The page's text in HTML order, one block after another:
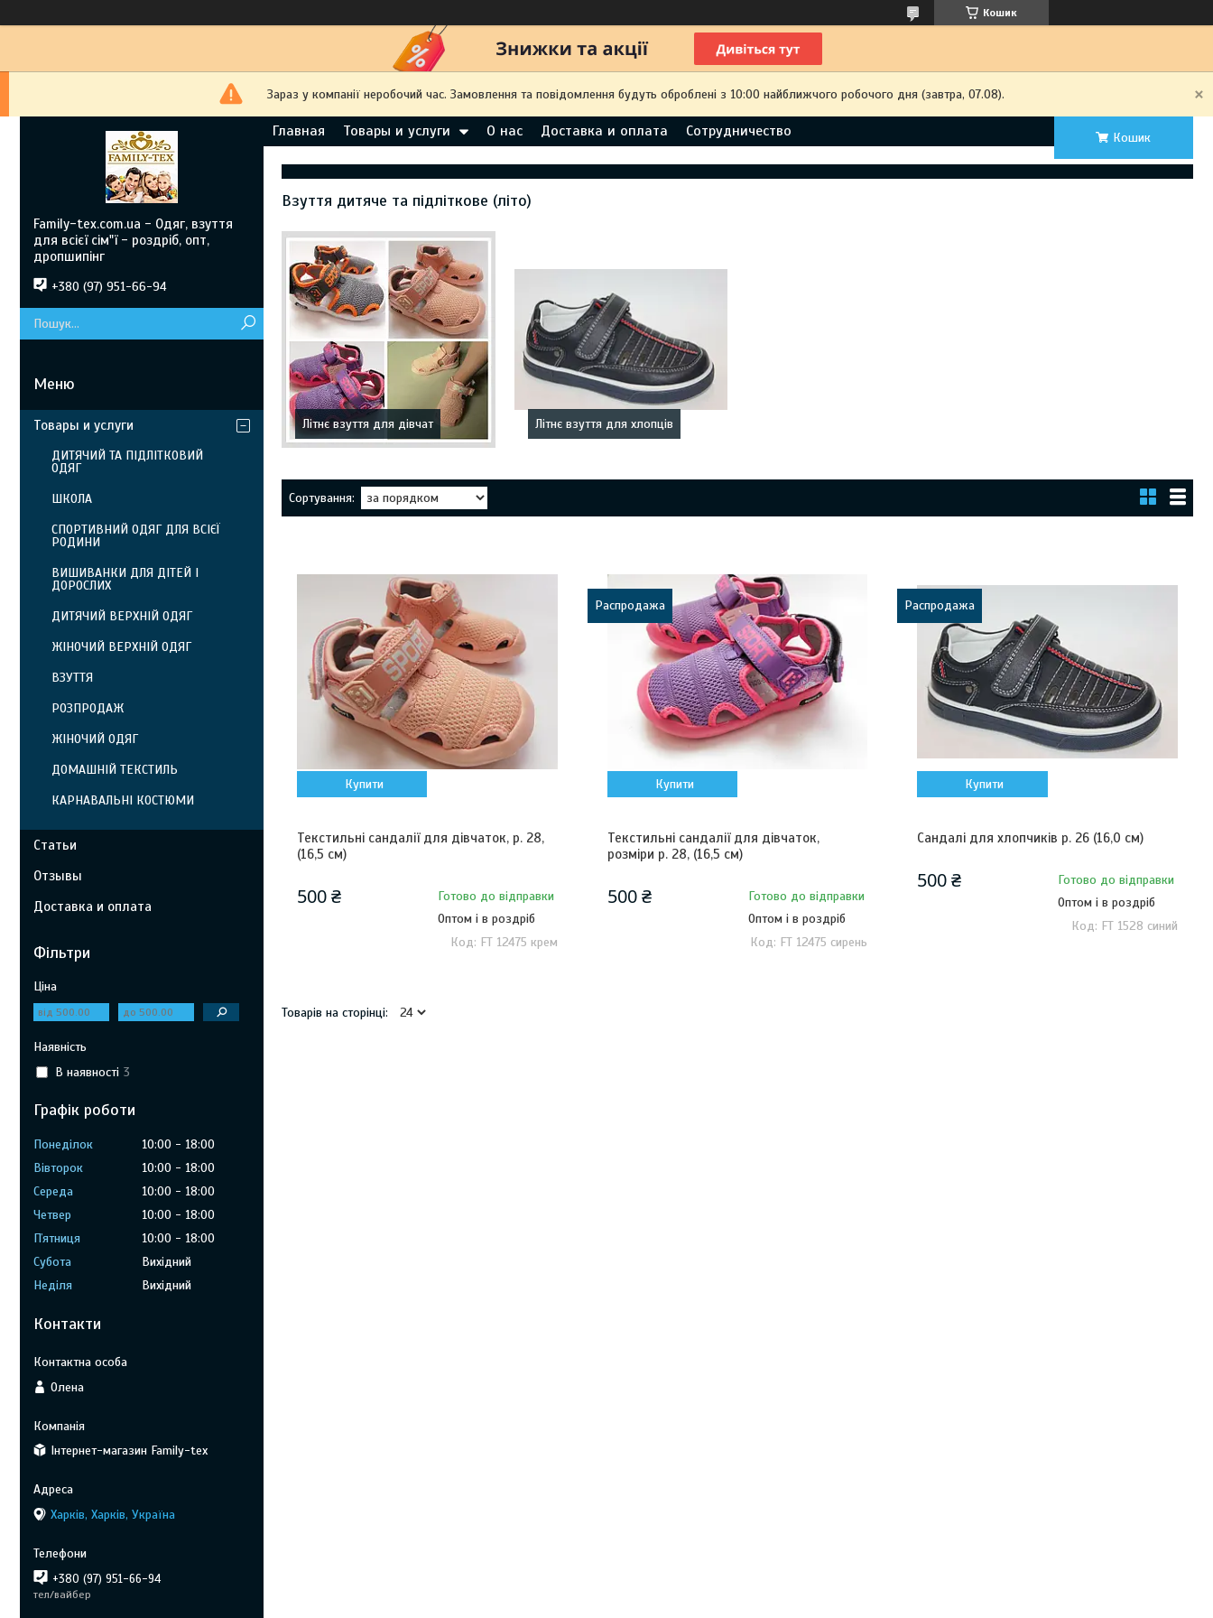
Кошик
Зараз у компанії неробочий час. Замовлення та повідомлення будуть оброблені з 10:00 найближчого робочого дня (завтра, 07.08).
Главная Товары и услуги О нас Доставка и оплата Сотрудничество Кошик
Взуття дитяче та підліткове (літо)
Літнє взуття для дівчат Літнє взуття для хлопців
Купити
Текстильні сандалії для дівчаток, р. 28,
(16,5 см)
500 ₴
Готово до відправки
Оптом і в роздріб
FT 12475 крем
Распродажа
Купити
Текстильні сандалії для дівчаток,
розміри р. 28, (16,5 см)
500 ₴
Готово до відправки
Оптом і в роздріб
FT 12475 сирень
Распродажа
Купити
Сандалі для хлопчиків р. 26 (16,0 см)
500 ₴
Готово до відправки
Оптом і в роздріб
FT 1528 синий
Family-tex.com.ua - Одяг, взуття
для всієї сім"ї - роздріб, опт,
дропшипінг
+380 (97) 951-66-94
Товары и услуги
ДИТЯЧИЙ ТА ПІДЛІТКОВИЙ
ОДЯГ
ШКОЛА
СПОРТИВНИЙ ОДЯГ ДЛЯ ВСІЄЇ
РОДИНИ
ВИШИВАНКИ ДЛЯ ДІТЕЙ І
ДОРОСЛИХ
ДИТЯЧИЙ ВЕРХНІЙ ОДЯГ
ЖІНОЧИЙ ВЕРХНІЙ ОДЯГ
ВЗУТТЯ
РОЗПРОДАЖ
ЖІНОЧИЙ ОДЯГ
ДОМАШНІЙ ТЕКСТИЛЬ
КАРНАВАЛЬНІ КОСТЮМИ
Статьи
Отзывы
Доставка и оплата
Фільтри
Ціна
Наявність
В наявності 3
Графік роботи
Понеділок 10:00
18:00
Вівторок
10:00
18:00
Середа
10:00
18:00
Четвер
10:00
18:00
Пʼятниця
10:00
18:00
Субота
Вихідний
Неділя
Вихідний
Контакти
Олена
Інтернет-магазин Family-tex
Харків, Харків, Україна
+380 (97) 951-66-94
тел/вайбер